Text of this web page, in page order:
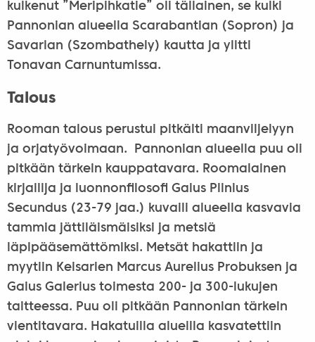
kulkenut ”Meripihkatie” oli tällainen, se kulki
Pannonian alueella Scarabantian (Sopron) ja
Savarian (Szombathely) kautta ja ylitti
Tonavan Carnuntumissa.
Talous
Rooman talous perustui pitkälti maanviljelyyn
ja orjatyövoimaan. Pannonian alueella puu oli
pitkään tärkein kauppatavara. Roomalainen
kirjailija ja luonnonfilosofi Gaius Plinius
Secundus (23-79 jaa.) kuvaili alueella kasvavia
tammia jättiläismäisiksi ja metsiä
läpipääsemättömiksi. Metsät hakattiin ja
myytiin Keisarien Marcus Aurelius Probuksen ja
Gaius Galerius toimesta 200- ja 300-lukujen
taitteessa. Puu oli pitkään Pannonian tärkein
vientitavara. Hakatuilla alueilla kasvatettiin